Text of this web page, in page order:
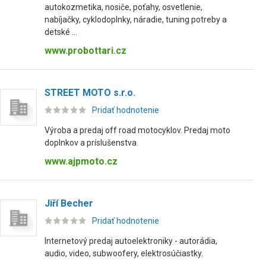
autokozmetika, nosiče, poťahy, osvetlenie,
nabíjačky, cyklodoplnky, náradie, tuning potreby a
detské ...
www.probottari.cz
STREET MOTO s.r.o.
Pridať hodnotenie
Výroba a predaj off road motocyklov. Predaj moto
doplnkov a príslušenstva.
www.ajpmoto.cz
Jiří Becher
Pridať hodnotenie
Internetový predaj autoelektroniky - autorádia,
audio, video, subwoofery, elektrosúčiastky.